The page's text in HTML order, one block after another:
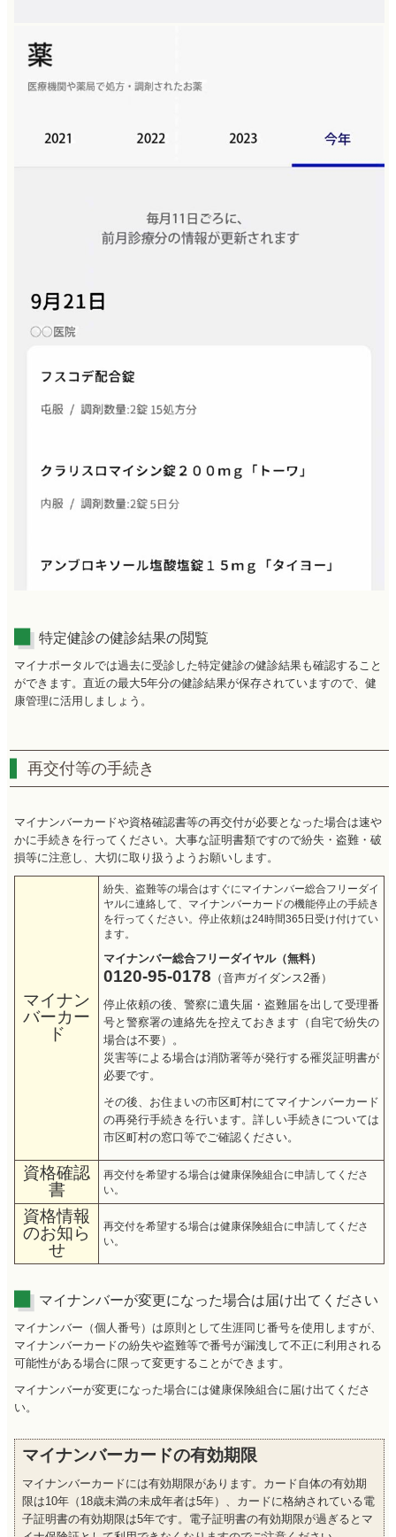
特定健診の健診結果の閲覧
マイナポータルでは過去に受診した特定健診の健診結果も確認すること
ができます。直近の最大5年分の健診結果が保存されていますので、健
康管理に活用しましょう。
再交付等の手続き
マイナンバーカードや資格確認書等の再交付が必要となった場合は速や
かに手続きを行ってください。大事な証明書類ですので紛失・盗難・破
損等に注意し、大切に取り扱うようお願いします。
マイナン
バーカー
ド
紛失、盗難等の場合はすぐにマイナンバー総合フリーダイ
ヤルに連絡して、マイナンバーカードの機能停止の手続き
を行ってください。停止依頼は24時間365日受け付けてい
ます。
マイナンバー総合フリーダイヤル（無料）
0120-95-0178 （音声ガイダンス2番）
停止依頼の後、警察に遺失届・盗難届を出して受理番
号と警察署の連絡先を控えておきます（自宅で紛失の
場合は不要）。
災害等による場合は消防署等が発行する罹災証明書が
必要です。
その後、お住まいの市区町村にてマイナンバーカード
の再発行手続きを行います。詳しい手続きについては
市区町村の窓口等でご確認ください。
資格確認
書
再交付を希望する場合は健康保険組合に申請してくださ
い。
資格情報
のお知ら
せ
再交付を希望する場合は健康保険組合に申請してくださ
い。
マイナンバーが変更になった場合は届け出てください
マイナンバー（個人番号）は原則として生涯同じ番号を使用しますが、
マイナンバーカードの紛失や盗難等で番号が漏洩して不正に利用される
可能性がある場合に限って変更することができます。
マイナンバーが変更になった場合には健康保険組合に届け出てくださ
い。
マイナンバーカードの有効期限
マイナンバーカードには有効期限があります。カード自体の有効期
限は10年（18歳未満の未成年者は5年）、カードに格納されている電
子証明書の有効期限は5年です。電子証明書の有効期限が過ぎるとマ